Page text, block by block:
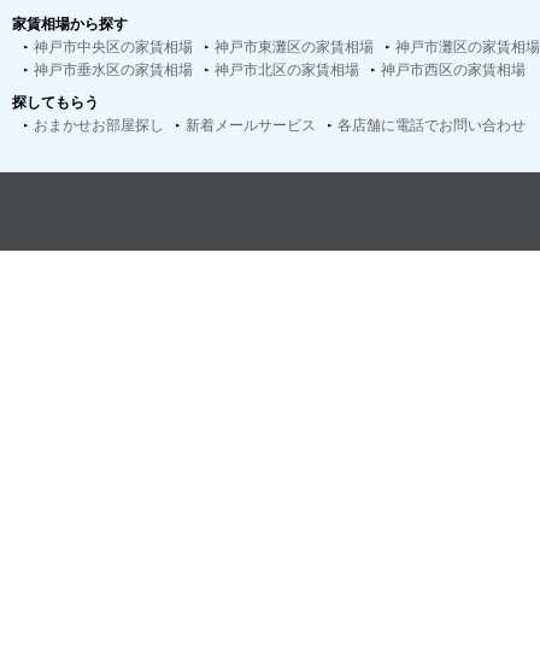
家賃相場から探す
神戸市中央区の家賃相場
神戸市東灘区の家賃相場
神戸市灘区の家賃相場
神戸市垂水区の家賃相場
神戸市北区の家賃相場
神戸市西区の家賃相場
探してもらう
おまかせお部屋探し
新着メールサービス 各店舗に電話でお問い合わせ